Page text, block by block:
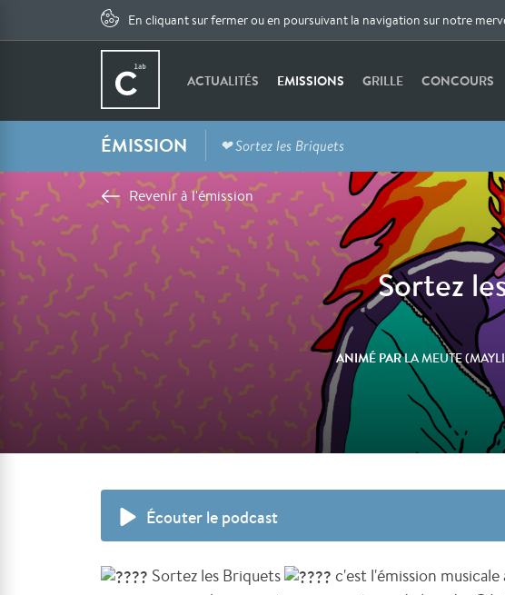
En cliquant sur fermer ou en poursuivant la navigation sur notre
ACTUALITÉS EMISSIONS GRILLE CONCOURS
ÉMISSION ❤ Sortez les Briquets
Revenir à l'émission
Sortez
ANIMÉ PARLA MEUTE
Écouter le podcast
Sortez les Briquets
c'est l'émission